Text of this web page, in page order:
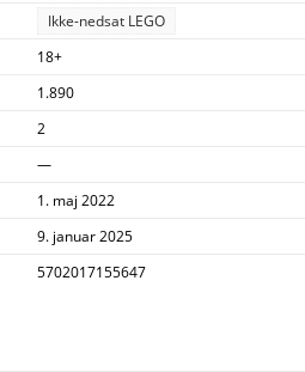
Ikke-nedsat LEGO
18+
1.890
2
—
1. maj 2022
9. januar 2025
5702017155647